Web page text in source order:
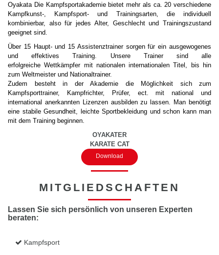
Oyakata Die Kampfsportakademie bietet mehr als ca. 20 verschiedene
Kampfkunst-, Kampfsport- und Trainingsarten, die individuell
kombinierbar, also für jedes Alter, Geschlecht und Trainingszustand
geeignet sind.
Über 15 Haupt- und 15 Assistenztrainer sorgen für ein ausgewogenes
und effektives Training. Unsere Trainer sind alle
erfolgreiche Wettkämpfer mit nationalen internationalen Titel, bis hin
zum Weltmeister und Nationaltrainer.
Zudem besteht in der Akademie die Möglichkeit sich zum
Kampfsporttrainer, Kampfrichter, Prüfer, ect. mit national und
international anerkannten Lizenzen ausbilden zu lassen. Man benötigt
eine stabile Gesundheit, leichte Sportbekleidung und schon kann man
mit dem Training beginnen.
OYAKATER
KARATE CAT
Download
MITGLIEDSCHAFTEN
Lassen Sie sich persönlich von unseren Experten
beraten:
 Kampfsport